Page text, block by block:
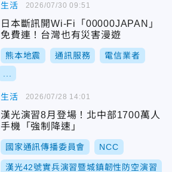
生活
日本斷訊開Wi-Fi「00000JAPAN」
免費連！台灣也有災害漫遊
熊本地震 通訊服務 電信業者
2026/07/30 09:51
生活
漢光演習8月登場！北中部1700萬人
手機「強制降速」
國家通訊傳播委員會 NCC
漢光42號實兵演習暨城鎮韌性防空演習
2026/07/28 14:01